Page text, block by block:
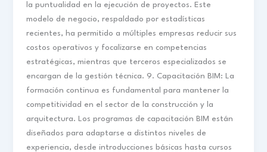
la puntualidad en la ejecución de proyectos. Este
modelo de negocio, respaldado por estadísticas
recientes, ha permitido a múltiples empresas reducir sus
costos operativos y focalizarse en competencias
estratégicas, mientras que terceros especializados se
encargan de la gestión técnica. 9. Capacitación BIM: La
formación continua es fundamental para mantener la
competitividad en el sector de la construcción y la
arquitectura. Los programas de capacitación BIM están
diseñados para adaptarse a distintos niveles de
experiencia, desde introducciones básicas hasta cursos